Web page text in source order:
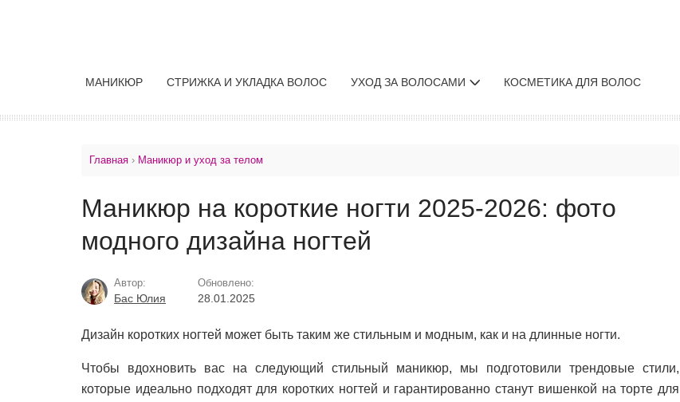
МАНИКЮР СТРИЖКА И УКЛАДКА ВОЛОС УХОД ЗА ВОЛОСАМИ КОСМЕТИКА ДЛЯ ВОЛОС
Главная › Маникюр и уход за телом
Маникюр на короткие ногти 2025-2026: фото
модного дизайна ногтей
Автор:
Бас Юлия
Обновлено:
28.01.2025
Дизайн коротких ногтей может быть таким же стильным и модным, как и на длинные ногти.
Чтобы вдохновить вас на следующий стильный маникюр, мы подготовили трендовые стили,
которые идеально подходят для коротких ногтей и гарантированно станут вишенкой на торте для